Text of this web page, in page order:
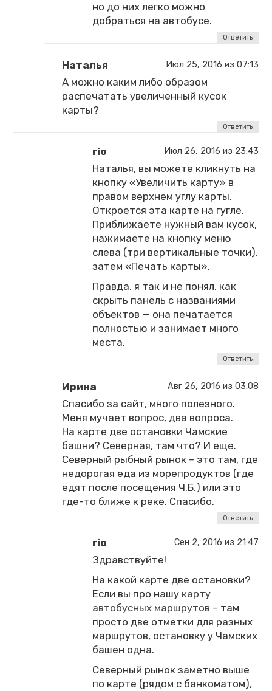
но до них легко можно
добраться на автобусе.
Ответить
Наталья Июл 25, 2016 из 07:13
А можно каким либо образом
распечатать увеличенный кусок
карты?
Ответить
rio Июл 26, 2016 из 23:43
Наталья, вы можете кликнуть на
кнопку «Увеличить карту» в
правом верхнем углу карты.
Откроется эта карте на гугле.
Приближаете нужный вам кусок,
нажимаете на кнопку меню
слева (три вертикальные точки),
затем «Печать карты».
Правда, я так и не понял, как
скрыть панель с названиями
объектов — она печатается
полностью и занимает много
места.
Ответить
Ирина Авг 26, 2016 из 03:08
Спасибо за сайт, много полезного.
Меня мучает вопрос, два вопроса.
На карте две остановки Чамские
башни? Северная, там что? И еще.
Северный рыбный рынок – это там, где
недорогая еда из морепродуктов (где
едят после посещения Ч.Б.) или это
где-то ближе к реке. Спасибо.
Ответить
rio Сен 2, 2016 из 21:47
Здравствуйте!
На какой карте две остановки?
Если вы про нашу карту
автобусных маршрутов – там
просто две отметки для разных
маршрутов, остановку у Чамских
башен одна.
Северный рынок заметно выше
по карте (рядом с банкоматом),